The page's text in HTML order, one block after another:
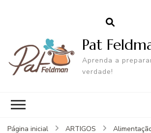
Pat
Aprenda a
verdade!
Página inicial ARTIGOS